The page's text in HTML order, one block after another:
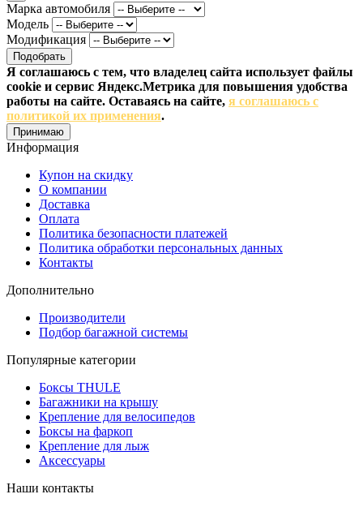
Марка автомобиля
Модель
Модификация
Подобрать
Я соглашаюсь с тем, что владелец сайта использует файлы
cookie и сервис Яндекс.Метрика для повышения удобства
работы на сайте. Оставаясь на сайте, я соглашаюсь с
политикой их применения.
Принимаю
Информация
Купон на скидку
О компании
Доставка
Оплата
Политика безопасности платежей
Политика обработки персональных данных
Контакты
Дополнительно
Производители
Подбор багажной системы
Популярные категории
Боксы THULE
Багажники на крышу
Крепление для велосипедов
Боксы на фаркоп
Крепление для лыж
Аксессуары
Наши контакты